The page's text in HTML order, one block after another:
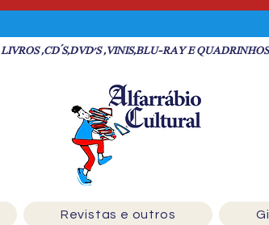
LIVROS ,CD´S,DVD'S ,VINIS,BLU-RAY E
Revistas e outros